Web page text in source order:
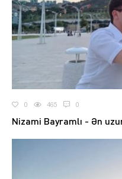
0 465 0
Nizami Bayramlı - Ən